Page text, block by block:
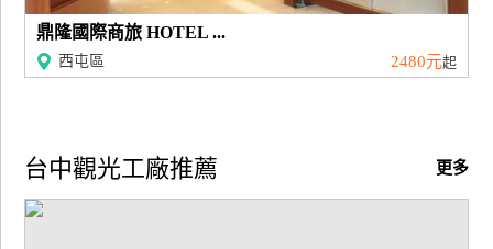
廠
商
旅
鼎隆國際商旅 HOTEL ...
西屯區 2480元起
更多
台中觀光工廠推薦